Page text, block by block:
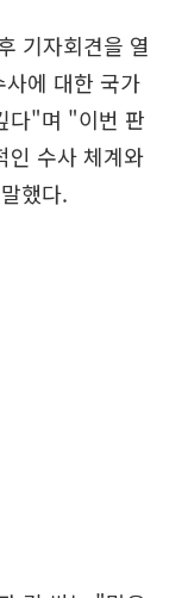
기자회견을 열
에 대한 국가
다"며 "이번 판
인 수사 체계와
했다.